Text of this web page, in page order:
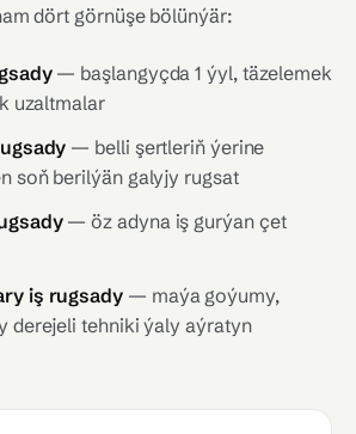
dört görnüşe bölünýär:
— başlangyçda 1 ýyl, täzelemek
uzaltmalar
— belli şertleriň ýerine
soň berilýän galyjy rugsat
— öz adyna iş gurýan çet
iş rugsady — maýa goýumy,
derejeli tehniki ýaly aýratyn